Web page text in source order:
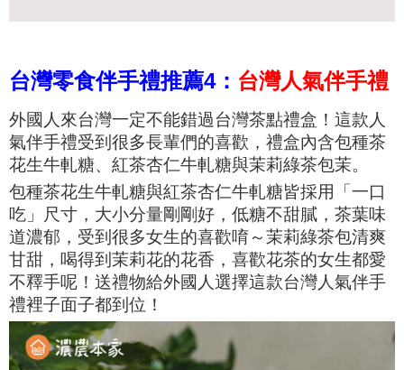
台灣零食伴手禮推薦4： 台灣人氣伴手禮
外國人來台灣一定不能錯過台灣茶點禮盒！這款人
氣伴手禮受到很多長輩們的喜歡，禮盒內含包種茶
花生牛軋糖、紅茶杏仁牛軋糖與茉莉綠茶包茉。
包種茶花生牛軋糖與紅茶杏仁牛軋糖皆採用「一口
吃」尺寸，大小分量剛剛好，低糖不甜膩，茶葉味
道濃郁，受到很多女生的喜歡唷～茉莉綠茶包清爽
甘甜， 喝得到茉莉花的花香，喜歡花茶的女生都愛
不釋手呢！送禮物給外國人選擇這款台灣人氣伴手
禮裡子面子都到位！